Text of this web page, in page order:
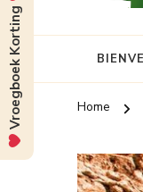
Home
Vroegboek Korting